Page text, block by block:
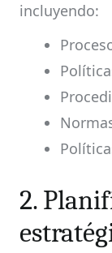
incluyendo:
2.